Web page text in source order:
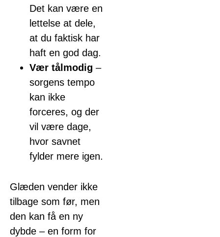
Det kan være en
lettelse at dele,
at du faktisk har
haft en god dag.
Vær tålmodig –
sorgens tempo
kan ikke
forceres, og der
vil være dage,
hvor savnet
fylder mere igen.
Glæden vender ikke
tilbage som før, men
den kan få en ny
dybde – en form for